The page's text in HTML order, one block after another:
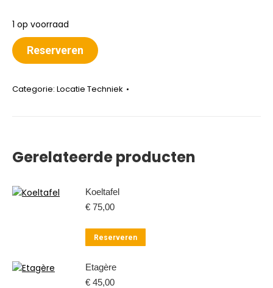
1 op voorraad
Reserveren
Categorie: Locatie Techniek
Gerelateerde producten
Koeltafel
€ 75,00
Reserveren
Etagère
€ 45,00